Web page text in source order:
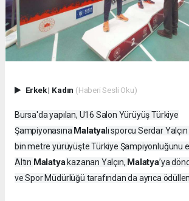
Erkek| Kadın (Haberi Sesli Oku)
Bursa'da yapılan, U16 Salon Yürüyüş Türkiye
Şampiyonasına Malatyalı sporcu Serdar Yalçın
bin metre yürüyüşte Türkiye Şampiyonluğunu
Altın Malatyakazanan Yalçın, Malatya’ya
ve Spor Müdürlüğü tarafından da ayrıca